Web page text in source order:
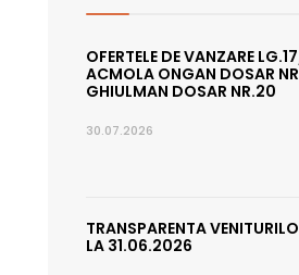
OFERTELE DE VANZARE
ACMOLA ONGAN DOSAR
GHIULMAN DOSAR NR.20
30.07.2026
TRANSPARENTA
LA 31.06.2026